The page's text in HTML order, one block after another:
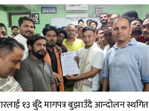
१३ बुँदे मागपत्र बुझाउँदै आन्दोलन स्थगित